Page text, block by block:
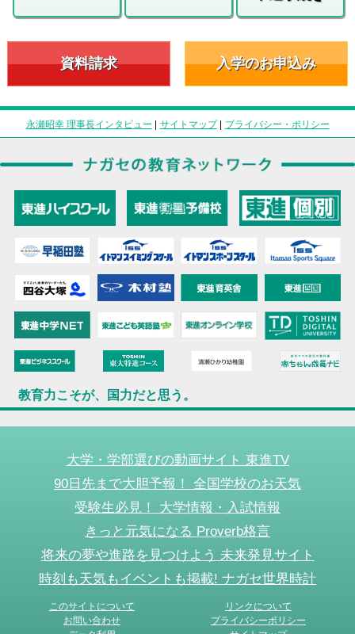
資料請求 入学のお申込み
永瀬昭幸 理事長インタビュー | サイトマップ| プライバシー・ポリシー
教育力こそが、国力だと思う。
大学・学部選びの動画サイト 東進TV
90日先まで大胆予報！ 全国学校のお天気
受験生必見！ 大学情報・入試情報
きっと元気になる Proverb格言
将来の夢や進路を見つけよう 未来発見サイト
時刻も天気もイベントも掲載! ナガセ世界時計
このサイトについて
リンクについて
お問い合わせ
プライバシーポリシー